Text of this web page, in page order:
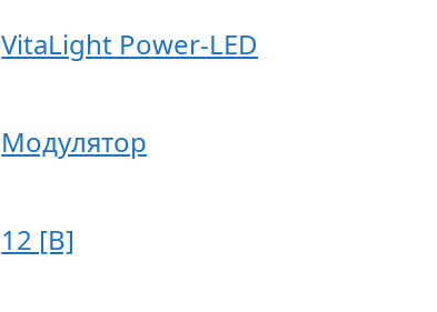
VitaLight Power-LED
Модулятор
12 [В]